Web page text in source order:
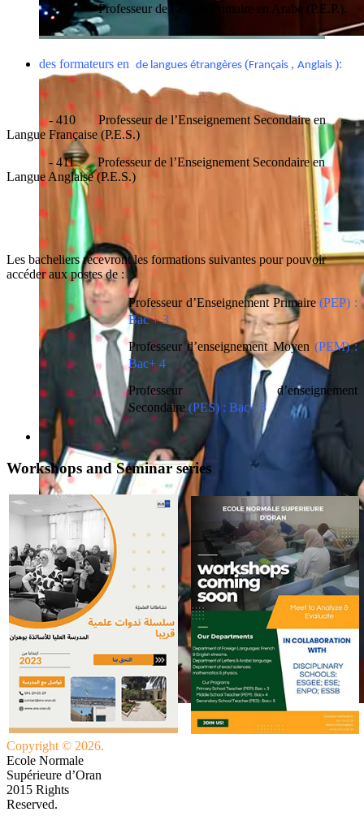
- 400 Professeur de l’Ecole Primaire en Arabe (P.E.P.).
des formateurs en de langues étrangères (Français , Anglais ):
- 410 Professeur de l’Enseignement Secondaire en
Langue Française (P.E.S.)
- 411 Professeur de l’Enseignement Secondaire en
Langue Anglaise (P.E.S.)
Les bacheliers recevront les formations suivantes pour pouvoir
accéder aux postes de :
Professeur d’Enseignement Primaire(PEP) :
Bac + 3
Professeur d’enseignement Moyen (PEM) :
Bac+ 4
Professeur d’enseignement
Secondaire (PES) : Bac+ 5
Workshops and Seminar series
Copyright © 2026.
Ecole Normale
Supérieure d’Oran
2015 Rights
Reserved.